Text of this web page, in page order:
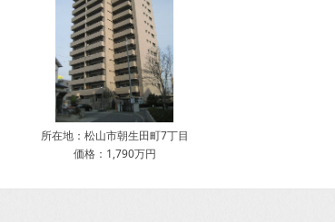
所在地：松山市朝生田町7丁目
価格：1,790万円